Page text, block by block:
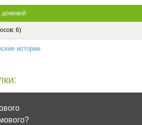
, домовой
6)
истории